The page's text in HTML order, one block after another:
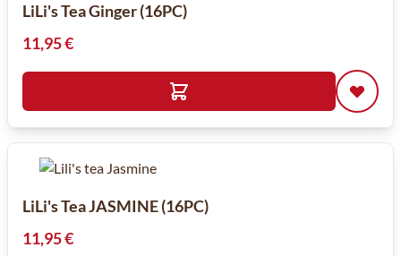
LiLi's Tea Ginger (16PC)
11,95 €
LiLi's Tea JASMINE (16PC)
11,95 €